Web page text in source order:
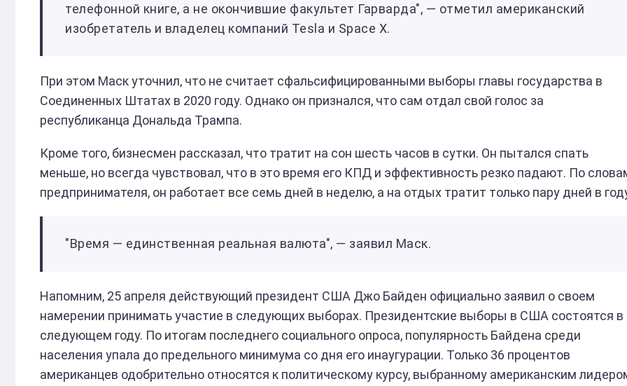
телефонной книге, а не окончившие факультет Гарварда", — отметил американский
изобретатель и владелец компаний Tesla и Space X.
При этом Маск уточнил, что не считает сфальсифицированными выборы главы государства в
Соединенных Штатах в 2020 году. Однако он признался, что сам отдал свой голос за
республиканца Дональда Трампа.
Кроме того, бизнесмен рассказал, что тратит на сон шесть часов в сутки. Он пытался спать
меньше, но всегда чувствовал, что в это время его КПД и эффективность резко падают. По
предпринимателя, он работает все семь дней в неделю, а на отдых тратит только пару дней в
"Время — единственная реальная валюта", — заявил Маск.
Напомним, 25 апреля действующий президент США Джо Байден официально заявил о своем
намерении принимать участие в следующих выборах. Президентские выборы в США состоятся в
следующем году. По итогам последнего социального опроса, популярность Байдена среди
населения упала до предельного минимума со дня его инаугурации. Только 36 процентов
американцев одобрительно относятся к политическому курсу, выбранному американским